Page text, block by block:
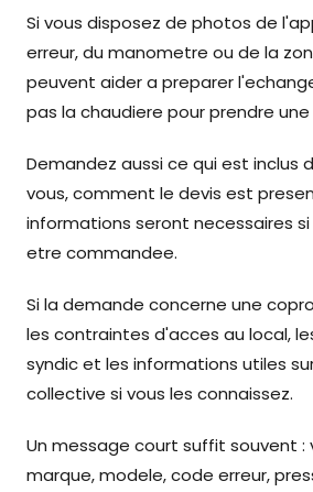
Si vous disposez de photos de
erreur, du manometre ou de la
peuvent aider a preparer
pas la chaudiere pour prendre
Demandez aussi ce qui est inclus
vous, comment le devis est
informations seront necessaires
etre commandee.
Si la demande concerne une
les contraintes d'acces au local,
syndic et les informations utiles
collective si vous les connaissez.
Un message court suffit souvent :
marque, modele, code erreur,